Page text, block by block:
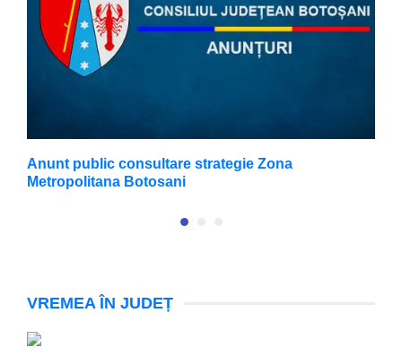
Anunt public consultare strategie Zona
Metropolitana Botosani
VREMEA ÎN JUDEȚ